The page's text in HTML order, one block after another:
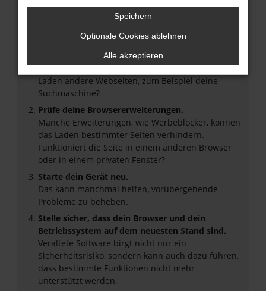
Beim Laden ist ein Fehler aufgetreten.
Hier sind ein paar Tipps, die dir helfen können:
Überprüfe deine Firewall und deine
Internetverbindung.
Laden andere Webseiten, zum Beispiel deine
Suchmaschine?
Prüfe deine Browsererweiterungen.
Manche Erweiterungen, wie Werbeblocker, können
das Laden bestimmter Seiten verhindern.
Funktioniert die Seite in einem anderen Browser
oder in einem privaten Fenster?
Starte dein Gerät neu.
Das kann manchmal helfen, vorübergehende
Probleme zu beheben.
Stelle sicher, dass dein Browser und dein
Betriebssystem auf dem neuesten Stand sind.
Veraltete Software birgt nicht nur ein
Sicherheitsrisiko, sondern kann auch dazu führen,
dass bestimmte Funktionen nicht mehr
unterstützt werden.
Speichern
Optionale Cookies ablehnen
Alle akzeptieren